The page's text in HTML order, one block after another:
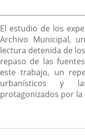
Descripción
El estudio de los
Archivo Municipal,
lectura detenida de
repaso de las
este trabajo, un
urbanísticos y
protagonizados por la